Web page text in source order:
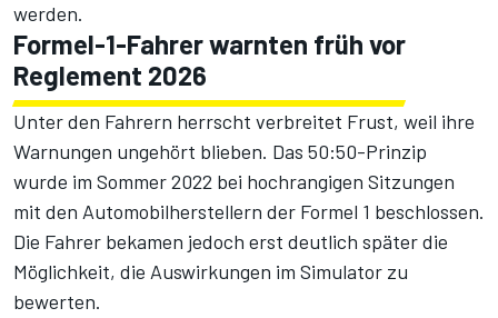
werden.
Formel-1-Fahrer warnten früh vor
Reglement 2026
Unter den Fahrern herrscht verbreitet Frust, weil ihre
Warnungen ungehört blieben. Das 50:50-Prinzip
wurde im Sommer 2022 bei hochrangigen Sitzungen
mit den Automobilherstellern der Formel 1 beschlossen.
Die Fahrer bekamen jedoch erst deutlich später die
Möglichkeit, die Auswirkungen im Simulator zu
bewerten.